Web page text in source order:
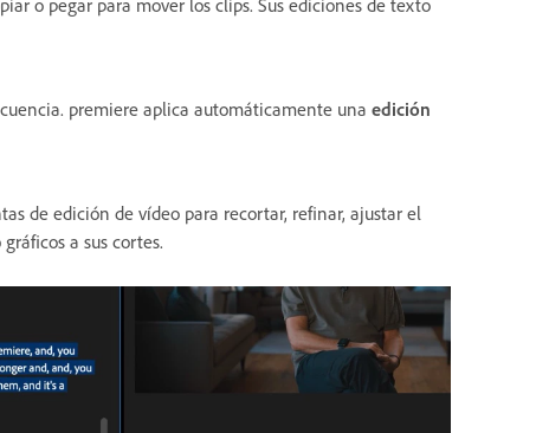
premiere aplica automáticamente una edición
de edición de vídeo para recortar, refinar, ajustar el
a sus cortes.